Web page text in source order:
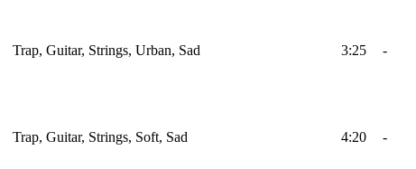
Trap, Guitar, Strings, Urban, Sad 3:25 -
Trap, Guitar, Strings, Soft, Sad 4:20 -